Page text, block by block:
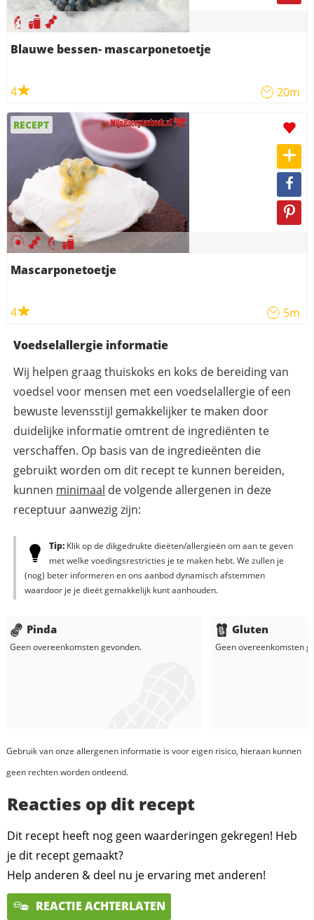
Blauwe bessen- mascarponetoetje
4 20m
RECEPT
Mascarponetoetje
4 5m
Voedselallergie informatie
Wij helpen graag thuiskoks en koks de bereiding van
voedsel voor mensen met een voedselallergie of een
bewuste levensstijl gemakkelijker te maken door
duidelijke informatie omtrent de ingrediënten te
verschaffen. Op basis van de ingredieënten die
gebruikt worden om dit recept te kunnen bereiden,
kunnen minimaal de volgende allergenen in deze
receptuur aanwezig zijn:
Tip:Klik op de dikgedrukte dieëten/allergieën om aan te geven
met welke voedingsrestricties je te maken hebt. We zullen je
(nog) beter informeren en ons aanbod dynamisch afstemmen
waardoor je je dieët gemakkelijk kunt aanhouden.
Pinda
Geen overeenkomsten gevonden.
Gluten
Geen overeenkomsten
Gebruik van onze allergenen informatie is voor eigen risico, hieraan kunnen
geen rechten worden ontleend.
Reacties op dit recept
Dit recept heeft nog geen waarderingen gekregen! Heb
je dit recept gemaakt?
Help anderen & deel nu je ervaring met anderen!
REACTIE ACHTERLATEN